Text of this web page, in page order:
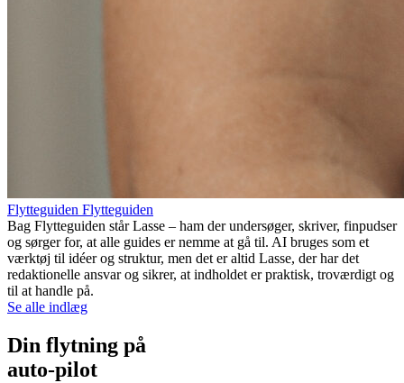
Flytteguiden Flytteguiden
Bag Flytteguiden står Lasse – ham der undersøger, skriver, finpudser
og sørger for, at alle guides er nemme at gå til. AI bruges som et
værktøj til idéer og struktur, men det er altid Lasse, der har det
redaktionelle ansvar og sikrer, at indholdet er praktisk, troværdigt og
til at handle på.
Se alle indlæg
Din flytning på
auto-pilot